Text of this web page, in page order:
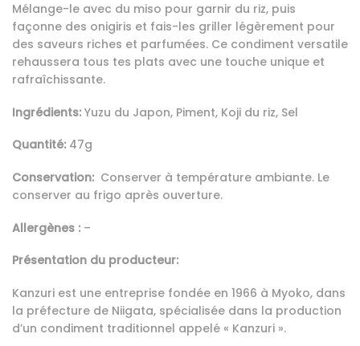
Mélange-le avec du miso pour garnir du riz, puis
façonne des onigiris et fais-les griller légèrement pour
des saveurs riches et parfumées. Ce condiment versatile
rehaussera tous tes plats avec une touche unique et
rafraîchissante.
Ingrédients: Yuzu du Japon, Piment, Koji du riz, Sel
Quantité: 47g
Conservation: Conserver à température ambiante. Le
conserver au frigo après ouverture.
Allergènes : –
Présentation du producteur:
Kanzuri est une entreprise fondée en 1966 à Myoko, dans
la préfecture de Niigata, spécialisée dans la production
d’un condiment traditionnel appelé « Kanzuri ».